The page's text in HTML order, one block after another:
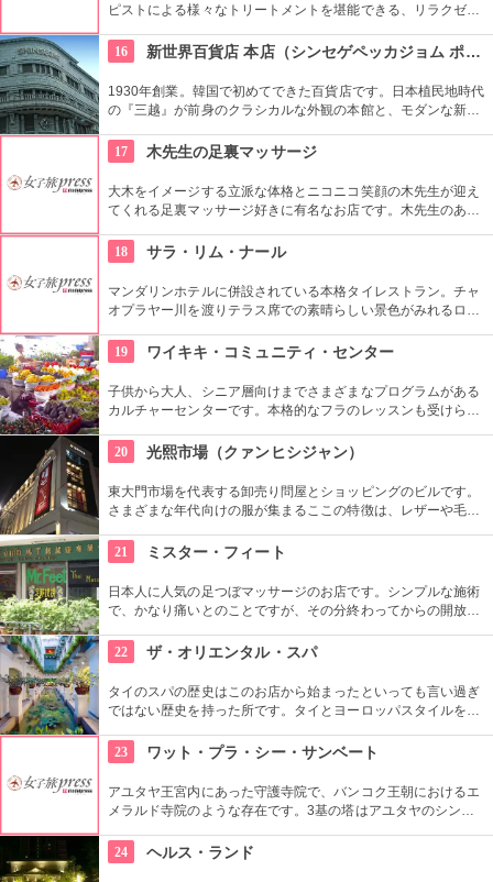
ピストによる様々なトリートメントを堪能できる、リラクゼー
り、たくさんの欧米人やタイの有名人も来店しています。
16 新世界百貨店 本店（シンセゲペッカジョム ポンジョム）
1930年創業。韓国で初めてできた百貨店です。日本植民地時代
の『三越』が前身のクラシカルな外観の本館と、モダンな新館
の中でも富裕層を対象とした品揃えが多く、ゆっくりとお買い
物ができます。
17 木先生の足裏マッサージ
大木をイメージする立派な体格とニコニコ笑顔の木先生が迎え
てくれる足裏マッサージ好きに有名なお店です。木先生のあた
でみてください（笑）
18 サラ・リム・ナール
マンダリンホテルに併設されている本格タイレストラン。チャ
オプラヤー川を渡りテラス席での素晴らしい景色がみれるロケ
食事ができる。
19 ワイキキ・コミュニティ・センター
子供から大人、シニア層向けまでさまざまなプログラムがある
カルチャーセンターです。本格的なフラのレッスンも受けられ
菜・果物が買える、週2回のファーマーズマーケットも好評で
す。
20 光熙市場（クァンヒシジャン）
東大門市場を代表する卸売り問屋とショッピングのビルです。
さまざまな年代向けの服が集まるここの特徴は、レザーや毛皮
買い付けに集まります。夜22時頃から本格的に賑わいます。
21 ミスター・フィート
日本人に人気の足つぼマッサージのお店です。シンプルな施術
で、かなり痛いとのことですが、その分終わってからの開放
たあとなどにおすすめのお店です。
22 ザ・オリエンタル・スパ
タイのスパの歴史はこのお店から始まったといっても言い過ぎ
ではない歴史を持った所です。タイとヨーロッパスタイルを混
です。
23 ワット・プラ・シー・サンベート
アユタヤ王宮内にあった守護寺院で、バンコク王朝におけるエ
メラルド寺院のような存在です。3基の塔はアユタヤのシンボ
です。
24 ヘルス・ランド